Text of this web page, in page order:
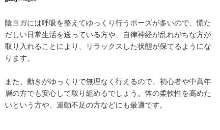
陰ヨガには呼吸を整えてゆっくり行うポーズが多いので、慌た
だしい日常生活を送っている方や、自律神経が乱れがちな方が
取り入れることにより、リラックスした状態が保てるようにな
ります。
また、動きがゆっくりで無理なく行えるので、初心者や中高年
層の方でも安心して取り組めるでしょう。体の柔軟性を高めた
いという方や、運動不足の方などにも最適です。